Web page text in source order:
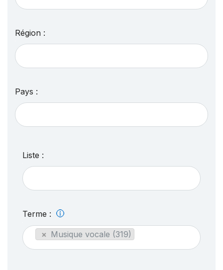
Région :
Pays :
Liste :
Terme :
× Musique vocale (319)